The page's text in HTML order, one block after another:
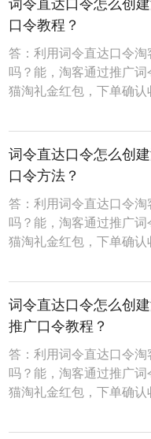
束后，在词令直达口令
口令教程？
答：利用词令直达口令
吗？能，淘客通过推广
猫淘礼金红包，下单确
的佣金。而词令直达口
淘客长期沉淀客户资源
词令直达口令推广更灵
束后，在词令直达口令
词令直达口令怎么创
口令方法？
答：利用词令直达口令
吗？能，淘客通过推广
猫淘礼金红包，下单确
的佣金。而词令直达口
淘客长期沉淀客户资源
词令直达口令推广更灵
束后，在词令直达口令
词令直达口令怎么创
推广口令教程？
答：利用词令直达口令
吗？能，淘客通过推广
猫淘礼金红包，下单确
的佣金。而词令直达口
淘客长期沉淀客户资源